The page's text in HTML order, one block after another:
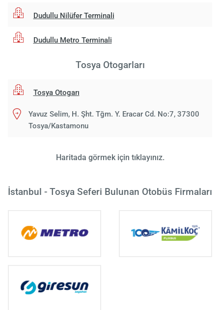
Dudullu Nilüfer Terminali
Dudullu Metro Terminali
Tosya Otogarları
Tosya Otogarı
Yavuz Selim, H. Şht. Tğm. Y. Eracar Cd. No:7, 37300
Tosya/Kastamonu
Haritada görmek için tıklayınız.
İstanbul - Tosya Seferi Bulunan Otobüs Firmaları